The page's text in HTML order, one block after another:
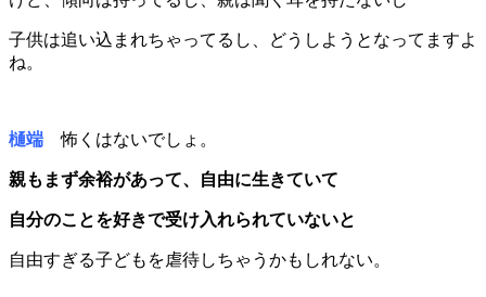
子供は追い込まれちゃってるし、どうしようとなってますよ
ね。
樋端 怖くはないでしょ。
親もまず余裕があって、自由に生きていて
自分のことを好きで受け入れられていないと
自由すぎる子どもを虐待しちゃうかもしれない。